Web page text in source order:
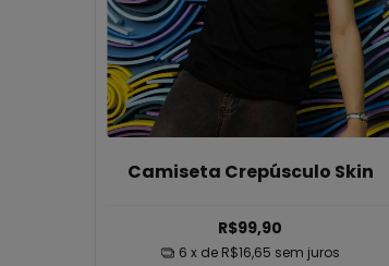
Camiseta Crepúsculo Skin
R$99,90
6 x de R$16,65 sem juros